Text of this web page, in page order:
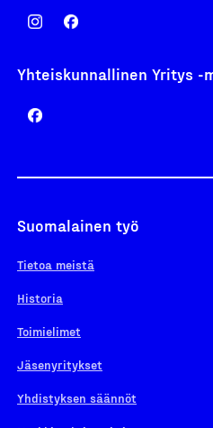
Yhteiskunnallinen Yritys -
Suomalainen työ
Tietoa meistä
Historia
Toimielimet
Jäsenyritykset
Yhdistyksen säännöt